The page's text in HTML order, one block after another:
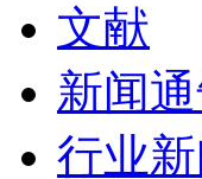
文献
新闻
行业